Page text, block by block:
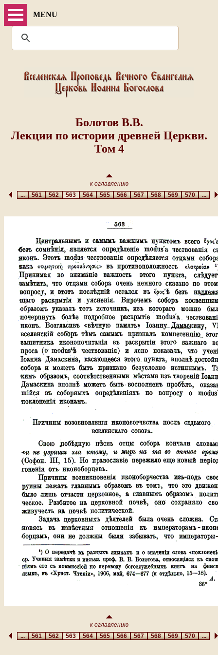
MENU
Болотов В.В.
Лекции по истории древней Церкви.
Том 4
к оглавлению
...561562 563 564565566567568569570...
к оглавлению
...561562 563 564565566567568569570...